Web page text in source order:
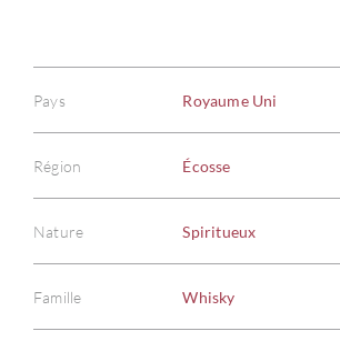
Pays Royaume Uni
Région Écosse
Nature Spiritueux
Famille Whisky